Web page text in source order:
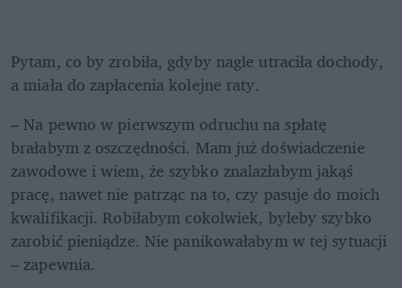
Pytam, co by zrobiła, gdyby nagle utraciła dochody,
a miała do zapłacenia kolejne raty.
– Na pewno w pierwszym odruchu na spłatę
brałabym z oszczędności. Mam już doświadczenie
zawodowe i wiem, że szybko znalazłabym jakąś
pracę, nawet nie patrząc na to, czy pasuje do moich
kwalifikacji. Robiłabym cokolwiek, byleby szybko
zarobić pieniądze. Nie panikowałabym w tej sytuacji
– zapewnia.